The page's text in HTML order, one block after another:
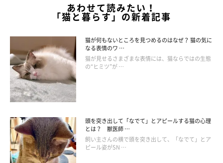
獲物をロックオン！
あわせて読みたい！
「猫と暮らす」の新着記事
猫が何もないところを見つめるのはなぜ？ 猫の気に
なる表情のワ …
猫が見せるさまざまな表情には、猫ならではの生態
の“ヒミツ”が …
頭を突き出して「なでて」とアピールする猫の心理
とは？ 獣医師 …
飼い主さんの横で頭を突き出して、「なでて」とア
ピール姿がSN …